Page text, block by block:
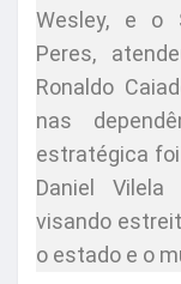
Wesley, e o
Peres,
Ronaldo
nas
estratégica
Daniel
visando
o estado e o